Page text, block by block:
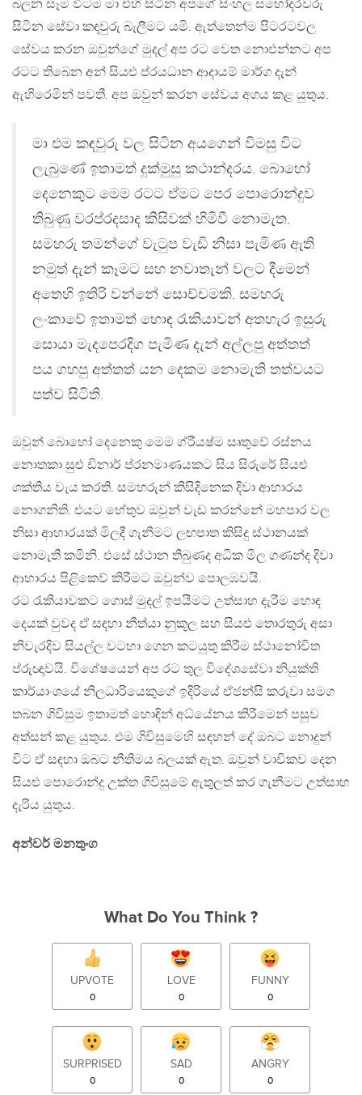
බලන සෑම විටම මා එහි සිටින අපගේ සිංහල සහෝදරවරු
සිටින සේවා කඳවුරු බැලීමට යමි. ඇත්තෙන්ම පිටරටවල
සේවය කරන ඔවුන්ගේ මුදල් අප රට වෙත නොඑන්නට අප
රටට තිබෙන අන් සියළු ප්රයධාන ආදායම් මාර්ග දැන්
ඇහිරෙමින් පවතී. අප ඔවුන් කරන සේවය අගය කළ යුතුය.
මා එම කඳවුරු වල සිටින අයගෙන් විමසු විට
ලැබුණේ ඉතාමත් දුක්මුසු කථාන්දරය. බොහෝ
දෙනෙකුට මෙම රටට ඒමට පෙර පොරොන්දුව
තිබුණු වරප්රදසාද කිසිවක් හිමිවී නොමැත.
සමහරු තමන්ගේ වැටුප වැඩි නිසා පැමිණ ඇති
නමුත් දැන් කෑමට සහ නවාතැන් වලට දීමෙන්
අතෙහි ඉතිරි වන්නේ සොච්චමකි. සමහරු
ලංකාවේ ඉතාමත් හොඳ රැකියාවන් අතහැර ඉසුරු
සොයා මැදපෙරදිග පැමිණ දැන් අල්ලපු අත්තත්
පය ගහපු අත්තත් යන දෙකම නොමැති තත්වයට
පත්ව සිටිති.
ඔවුන් බොහෝ දෙනෙකු මෙම ග්රීයෂ්ම සෘතුවේ රස්නය
නොතකා සුළු ඩිනාර් ප්රනමාණයකට සිය සිරුරේ සියළු
ශක්තිය වැය කරති. සමහරුන් කිසිදිනෙක දිවා ආහාරය
නොගනිති. එයට හේතුව ඔවුන් වැඩ කරන්නේ මහපාර වල
නිසා ආහාරයක් මිලදී ගැනීමට ලඟපාත කිසිදු ස්ථානයක්
නොමැති කමිනි. එසේ ස්ථාන තිබුණද අධික මිල ගණන්ද දිවා
ආහාරය පිළිකෙව් කිරීමට ඔවුන්ව පොලඹවයි.
රට රැකියාවකට ගොස් මුදල් ඉපයීමට උත්සාහ දැරීම හොඳ
දෙයක් වුවද ඒ සඳහා නීත්යා නුකූල සහ සියළු තොරතුරු අසා
නිවැරදිව සියල්ල වටහා ගෙන කටයුතු කිරීම ස්ථානෝචිත
ප්රුඥාවයි. විශේෂයෙන් අප රට තුල විදේශසේවා නියුක්ති
කාර්යාංශයේ නිලධාරියෙකුගේ ඉදිරියේ ඒජන්සි කරුවා සමග
තබන ගිවිසුම ඉතාමත් හොඳින් අධ්යේනය කිරීමෙන් පසුව
අත්සන් කළ යුතුය. එම ගිවිසුමෙහි සඳහන් දේ ඔබට නොදුන්
විට ඒ සඳහා ඔබට නීතිමය බලයක් ඇත. ඔවුන් වාචිකව දෙන
සියළු පොරොන්දු උක්ත ගිවිසුමේ ඇතුලත් කර ගැනීමට උත්සාහ
දැරිය යුතුය.
අන්වර් මනතුංග
What Do You Think ?
UPVOTE
0
LOVE
0
FUNNY
0
SURPRISED
0
SAD
0
ANGRY
0